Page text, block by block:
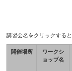
講習会名をクリックする
開催場所
ワークシ
ョップ名